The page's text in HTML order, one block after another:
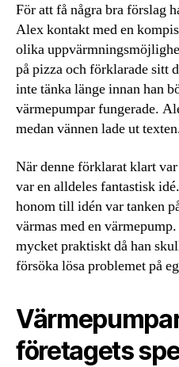
För att få några bra förslag
Alex kontakt med en
olika
på pizza och förklarade sitt
inte tänka länge innan han
värmepumpar fungerade.
medan vännen lade ut
När denne förklarat klart
var en alldeles fantastisk
honom till idén var tanken
värmas med en
mycket praktiskt då han
försöka lösa problemet på
företagets